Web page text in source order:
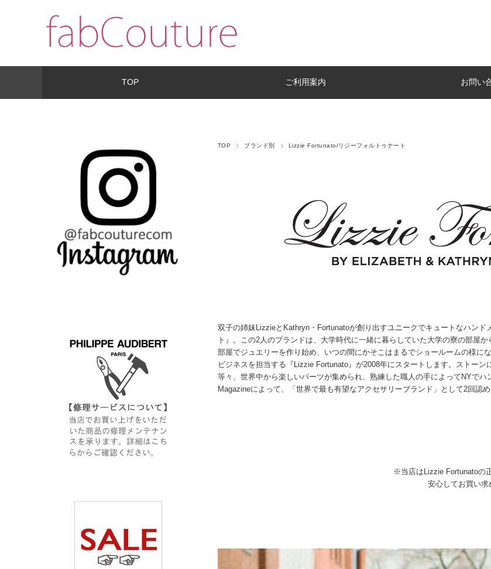
TOP ご利用案内 お問い
TOP ブランド別 Lizzie Fortunato/リジーフォルトゥナート
双子の姉妹LizzieとKathryn・Fortunatoが創り出すユニークでキュートなハン
ト』。この2人のブランドは、大学時代に一緒に暮らしていた大学の寮の部屋
部屋でジュエリーを作り始め、いつの間にかそこはまるでショールームの様
ビジネスを担当する『Lizzie Fortunato』が2008年にスタートします。ストー
等々、世界中から楽しいパーツが集められ、熟練した職人の手によってNYで
Magazineによって、「世界で最も有望なアクセサリーブランド」として2回認
※当店はLizzie Fortunatoの
安心してお買い求